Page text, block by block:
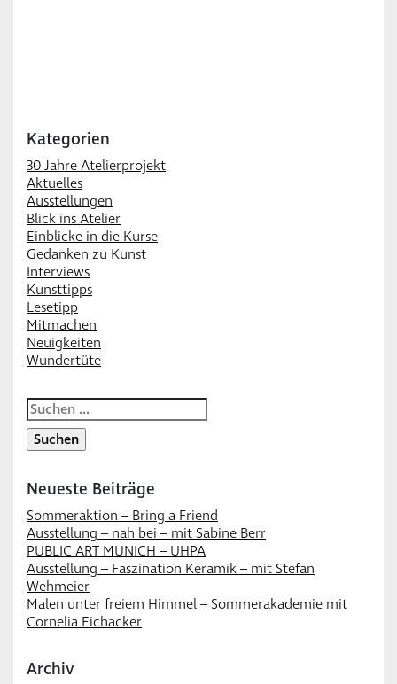
Kategorien
30 Jahre Atelierprojekt
Aktuelles
Ausstellungen
Blick ins Atelier
Einblicke in die Kurse
Gedanken zu Kunst
Interviews
Kunsttipps
Lesetipp
Mitmachen
Neuigkeiten
Wundertüte
Suchen
nach:
Neueste Beiträge
Sommeraktion – Bring a Friend
Ausstellung – nah bei – mit Sabine Berr
PUBLIC ART MUNICH – UHPA
Ausstellung – Faszination Keramik – mit Stefan
Wehmeier
Malen unter freiem Himmel – Sommerakademie mit
Cornelia Eichacker
Archiv